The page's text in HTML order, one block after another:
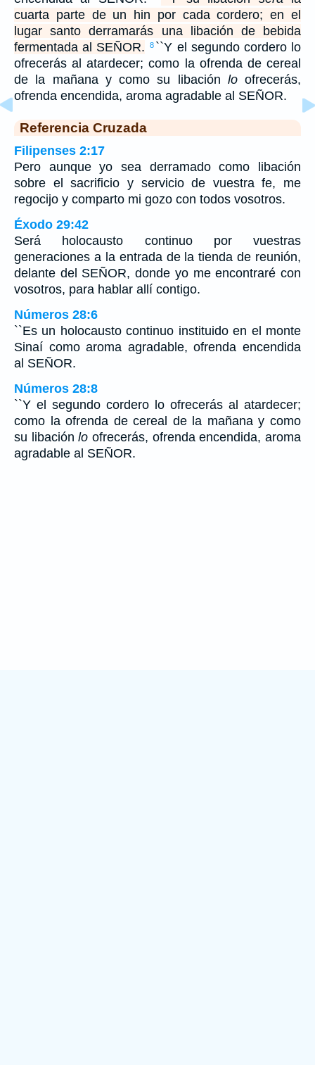
cuarta parte de un hin por cada cordero; en el
lugar santo derramarás una libación de bebida
fermentada al SEÑOR.
8 ``Y el segundo cordero lo
ofrecerás al atardecer; como la ofrenda de cereal
de la mañana y como su libación loofrecerás,
ofrenda encendida, aroma agradable al SEÑOR.
Referencia Cruzada
Filipenses 2:17
Pero aunque yo sea derramado como libación
sobre el sacrificio y servicio de vuestra fe, me
regocijo y comparto mi gozo con todos vosotros.
Éxodo 29:42
Será holocausto continuo por vuestras
generaciones a la entrada de la tienda de reunión,
delante del SEÑOR, donde yo me encontraré con
vosotros, para hablar allí contigo.
Números 28:6
``Es un holocausto continuo instituido en el monte
Sinaí como aroma agradable, ofrenda encendida
al SEÑOR.
Números 28:8
``Y el segundo cordero lo ofrecerás al atardecer;
como la ofrenda de cereal de la mañana y como
su libaciónlo ofrecerás, ofrenda encendida, aroma
agradable al SEÑOR.